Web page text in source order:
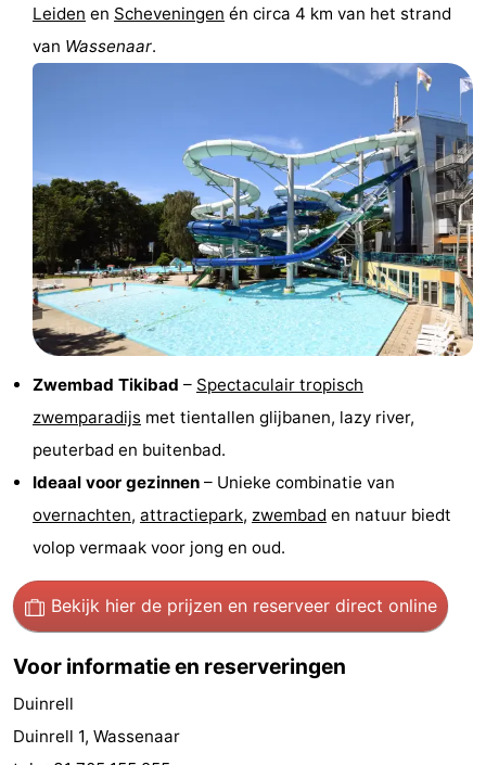
Holland
Natuur
Duinen
aan
Zee
Bergen
Alkmaar
Egmond
aan
Noordhollands
duinreservaat
aan
Zee
Natuur
Zuid-
Kennermerland
Amsterdam
Haarlem
Zandvoort
Zuid-
Holland
-
Leiden
Bollenstreek
-
Leiden en Scheveningen én circa 4 km van het strand
van Wassenaar.
Zwembad Tikibad – Spectaculair tropisch
zwemparadijs met tientallen glijbanen, lazy river,
peuterbad en buitenbad.
Ideaal voor gezinnen – Unieke combinatie van
overnachten, attractiepark, zwembad en natuur biedt
volop vermaak voor jong en oud.
Bekijk hier de prijzen en reserveer direct online
Voor informatie en reserveringen
Duinrell
Duinrell 1, Wassenaar